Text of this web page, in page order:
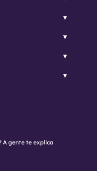
gente te explica